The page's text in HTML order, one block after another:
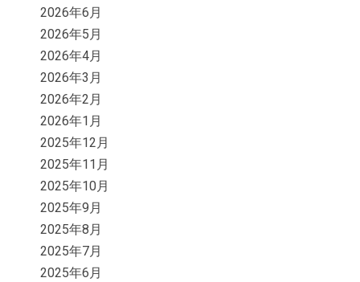
2026年6月
2026年5月
2026年4月
2026年3月
2026年2月
2026年1月
2025年12月
2025年11月
2025年10月
2025年9月
2025年8月
2025年7月
2025年6月